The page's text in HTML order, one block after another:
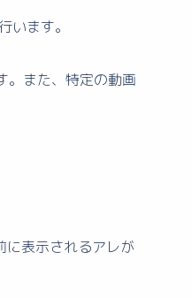
います。
。また、特定の動画
に表示されるアレが